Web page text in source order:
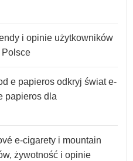
i opinie użytkowników
Polsce
e papieros odkryj świat e-
papieros dla
e-cigarety i mountain
żywotność i opinie